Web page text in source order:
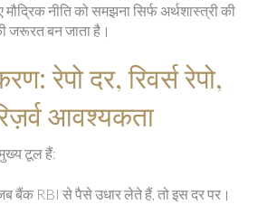
नीति को समझना सिर्फ अर्थशास्त्री की
जरूरत बन जाता है।
रेपो दर, रिवर्स रेपो,
आवश्यकता
टूल हैं:
बैंक RBI से पैसे उधार लेते हैं, तो इस दर पर।